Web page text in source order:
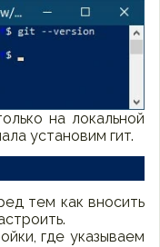
на локальной
установим гит.
тем как вносить
где указываем